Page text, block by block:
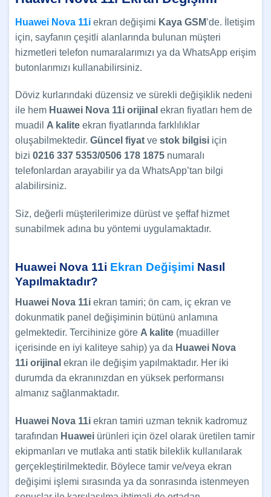
Huawei Nova 11i ekran değişimi Kaya GSM’de. İletişim
için, sayfanın çeşitli alanlarında bulunan müşteri
hizmetleri telefon numaralarımızı ya da WhatsApp erişim
butonlarımızı kullanabilirsiniz.
Döviz kurlarındaki düzensiz ve sürekli değişiklik nedeni
ile hem Huawei Nova 11i orijinal ekran fiyatları hem de
muadil A kalite ekran fiyatlarında farklılıklar
oluşabilmektedir. Güncel fiyat ve stok bilgisi için
bizi 0216 337 5353/0506 178 1875 numaralı
telefonlardan arayabilir ya da WhatsApp’tan bilgi
alabilirsiniz.
Siz, değerli müşterilerimize dürüst ve şeffaf hizmet
sunabilmek adına bu yöntemi uygulamaktadır.
Huawei Nova 11i Ekran Değişimi Nasıl
Yapılmaktadır?
Huawei Nova 11i ekran tamiri; ön cam, iç ekran ve
dokunmatik panel değişiminin bütünü anlamına
gelmektedir. Tercihinize göre A kalite (muadiller
içerisinde en iyi kaliteye sahip) ya da Huawei Nova
11i orijinal ekran ile değişim yapılmaktadır. Her iki
durumda da ekranınızdan en yüksek performansı
almanız sağlanmaktadır.
Huawei Nova 11i ekran tamiri uzman teknik kadromuz
tarafından Huawei ürünleri için özel olarak üretilen tamir
ekipmanları ve mutlaka anti statik bileklik kullanılarak
gerçekleştirilmektedir. Böylece tamir ve/veya ekran
değişimi işlemi sırasında ya da sonrasında istenmeyen